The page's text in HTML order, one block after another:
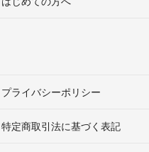
プライバシーポリシー
特定商取引法に基づく表記